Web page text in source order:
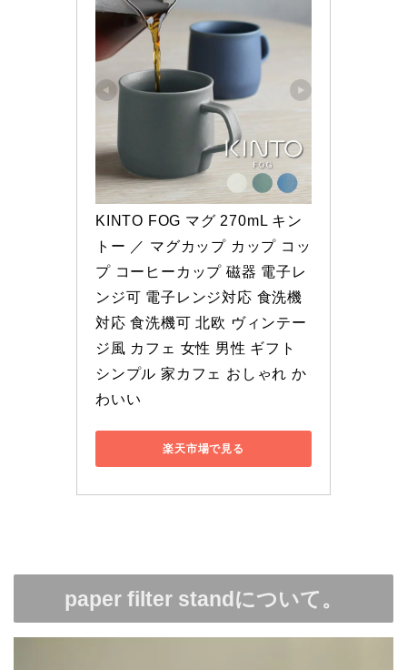
KINTO FOG マグ 270mL キン
トー ／ マグカップ カップ コッ
プ コーヒーカップ 磁器 電子レ
ンジ可 電子レンジ対応 食洗機
対応 食洗機可 北欧 ヴィンテー
ジ風 カフェ 女性 男性 ギフト
シンプル 家カフェ おしゃれ か
わいい
楽天市場で見る
paper filter standについて。